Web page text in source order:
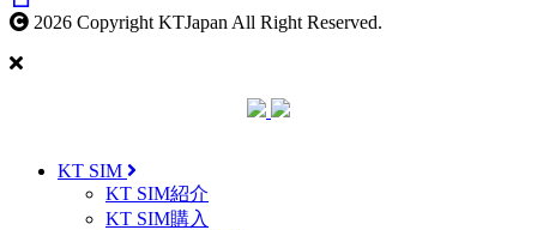
2026 Copyright KTJapan All Right Reserved.
KT SIM
KT SIM紹介
KT SIM購入